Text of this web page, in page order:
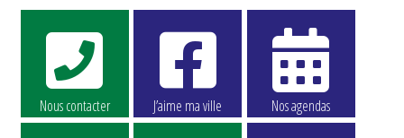
Nous contacter J’aime ma ville Nos agendas